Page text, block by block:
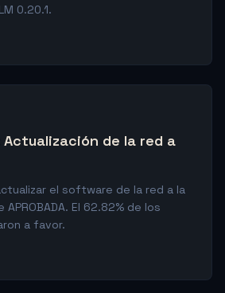
0.20.1.
de la red a
el software de la red a la
El 62.82% de los
a favor.